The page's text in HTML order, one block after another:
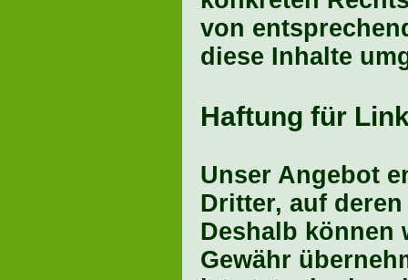
von
diese Inhalte
Haftung für
Unser Angebot
Dritter, auf
Deshalb können
Gewähr